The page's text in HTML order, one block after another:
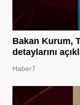
Bakan Kurum,
detaylarını
Haber7